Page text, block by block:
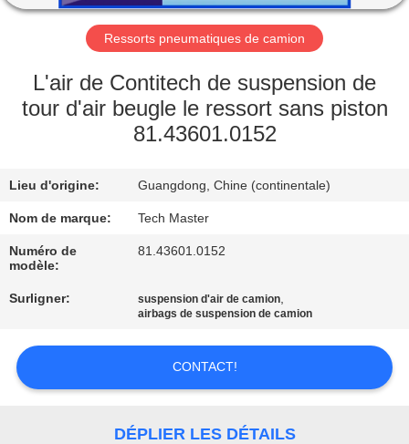
À
PROPOS
DE
NOUS
DE
L'USINE
DE
QUALITÉ
NOUS
CONTACTER
Ressorts pneumatiques de camion
L'air de Contitech de suspension de
tour d'air beugle le ressort sans piston
81.43601.0152
Lieu d'origine: Guangdong, Chine (continentale)
Nom de marque: Tech Master
Numéro de
modèle:
81.43601.0152
Surligner: suspension d'air de camion,
airbags de suspension de camion
CONTACT!
DÉPLIER LES DÉTAILS